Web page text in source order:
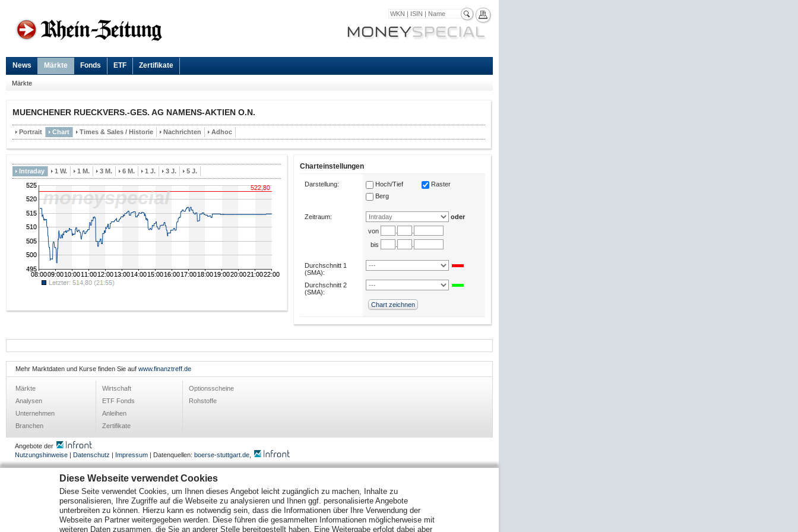
Diese Webseite verwendet Cookies
Diese Seite verwendet Cookies, um Ihnen dieses Angebot leicht zugänglich zu machen, Inhalte zu
personalisieren, Ihre Zugriffe auf die Webseite zu analysieren und Ihnen ggf. personalisierte Angebote
unterbreiten zu können. Hierzu kann es notwendig sein, dass die Informationen über Ihre Verwendung der
Webseite an Partner weitergegeben werden. Diese führen die gesammelten Informationen möglicherweise mit
weiteren Daten zusammen, die Sie an anderer Stelle bereitgestellt haben. Eine Weitergabe erfolgt dabei aber
News Märkte Fonds ETF Zertifikate
Märkte
MUENCHENER RUECKVERS.-GES. AG NAMENS-AKTIEN O.N.
Portrait Chart Times & Sales / Historie Nachrichten Adhoc
Intraday 1 W. 1 M. 3 M. 6 M. 1 J. 3 J. 5 J.
Charteinstellungen
Darstellung: Hoch/Tief
Raster
Berg
Zeitraum:
oder
von
bis
Durchschnitt 1
(SMA):
Durchschnitt 2
(SMA):
Mehr Marktdaten und Kurse finden Sie auf www.finanztreff.de
Märkte
Analysen
Unternehmen
Branchen
Wirtschaft
ETF Fonds
Anleihen
Zertifikate
Optionsscheine
Rohstoffe
Angebote der
Nutzungshinweise
Datenschutz Impressum | Datenquellen: boerse-stuttgart.de